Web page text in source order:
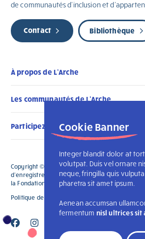
Cookie Banner
Integer blandit dolor at
volutpat. Duis vel ornare
neque, fringilla quis
pharetra sit amet ipsum.
Aenean accumsan
fermentum nisl ultrices sit
de communautés d’inclusion et
Contact Bibliothèque
À propos de L’Arche
Les communautés de L’Arche
Participez au changement
Copyright © 2026 L'Arche Canada. Tous droits
d'enregistrement de L'Arche Canada est le
la Fondation L'Arche Canada est le 88990 9719
Politique de confidentialité